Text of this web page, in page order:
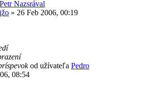
Nazsrával
» 26 Feb 2006, 00:19
od užívateľa Pedro
08:54